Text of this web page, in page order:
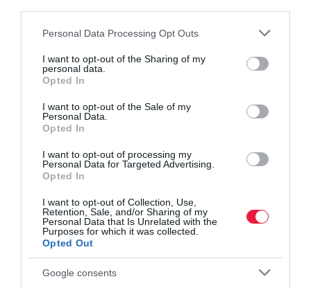
Please note that this website/app uses one or more Google
not limited to your visit or usage behaviour. You may click to
grant or deny consent to Google and its third-party tags to
use your data for below specified purposes in below Google
consent section.
Personal Data Processing Opt Outs
I want to opt-out of the Sharing of my
personal data.
Opted In
I want to opt-out of the Sale of my
Personal Data.
Opted In
I want to opt-out of processing my
Personal Data for Targeted Advertising.
Opted In
I want to opt-out of Collection, Use,
Retention, Sale, and/or Sharing of my
Personal Data that Is Unrelated with the
Purposes for which it was collected.
Opted Out
Google consents
A meseíró projektben az utómunka vitte el a legtöbb időt.
magyar nyelven, azonban a szöveghez utólag hozzá kellett nyúlni
a nyelvi hibák miatt. Úgy tűnt, hogy az MI-nek főleg ragozás és
A vízcseppnél azt kértem, hogy írjon X
szavas mesét a vízcsepp körforgásáról,
utólag azért még átírtam szavakat,
kisebb szakaszokat, hogy a
végeredmény jobban tetszen